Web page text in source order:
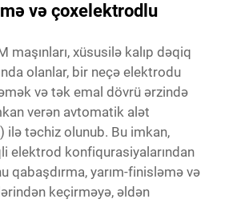
və çoxelektrodlu
maşınları, xüsusilə kalıp dəqiq
olanlar, bir neçə elektrodu
və tək emal dövrü ərzində
verən avtomatik alət
ilə təchiz olunub. Bu imkan,
elektrod konfiqurasiyalarından
qabaşdırma, yarım-finisləmə və
keçirməyə, əldən